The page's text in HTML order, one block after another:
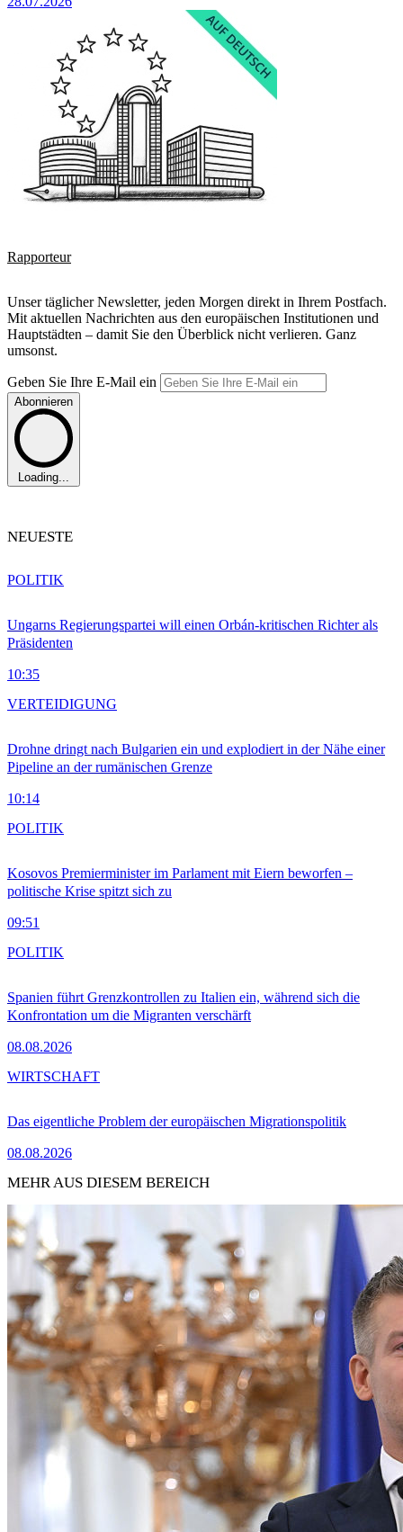
Rapporteur
Unser täglicher Newsletter, jeden Morgen direkt in Ihrem Postfach.
Mit aktuellen Nachrichten aus den europäischen Institutionen und
Hauptstädten – damit Sie den Überblick nicht verlieren. Ganz
umsonst.
Geben Sie Ihre E-Mail ein
Abonnieren
Loading...
NEUESTE
Ungarns Regierungspartei will einen Orbán-kritischen Richter als
Präsidenten
10:35
POLITIK
Drohne dringt nach Bulgarien ein und explodiert in der Nähe einer
Pipeline an der rumänischen Grenze
10:14
VERTEIDIGUNG
Kosovos Premierminister im Parlament mit Eiern beworfen –
politische Krise spitzt sich zu
09:51
POLITIK
Spanien führt Grenzkontrollen zu Italien ein, während sich die
Konfrontation um die Migranten verschärft
08.08.2026
POLITIK
Das eigentliche Problem der europäischen Migrationspolitik
08.08.2026
WIRTSCHAFT
MEHR AUS DIESEM BEREICH